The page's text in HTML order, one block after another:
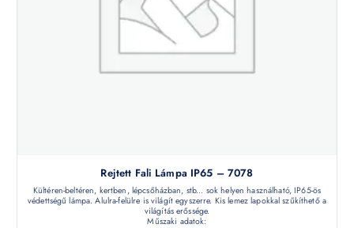
Rejtett Fali Lámpa IP65 – 7078
Kültéren-beltéren, kertben, lépcsőházban, stb... sok helyen használható, IP65-ös
védettségű lámpa. Alulra-felülre is világít egyszerre. Kis lemez lapokkal szűkíthető a
világítás erőssége.
Műszaki adatok: